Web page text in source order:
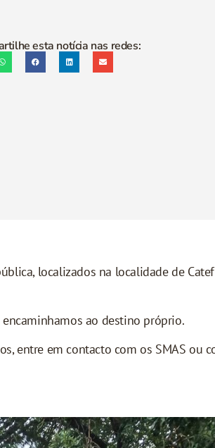
esta notícia nas redes:
localizados na localidade de
ao destino próprio.
entre em contacto com os SMAS ou